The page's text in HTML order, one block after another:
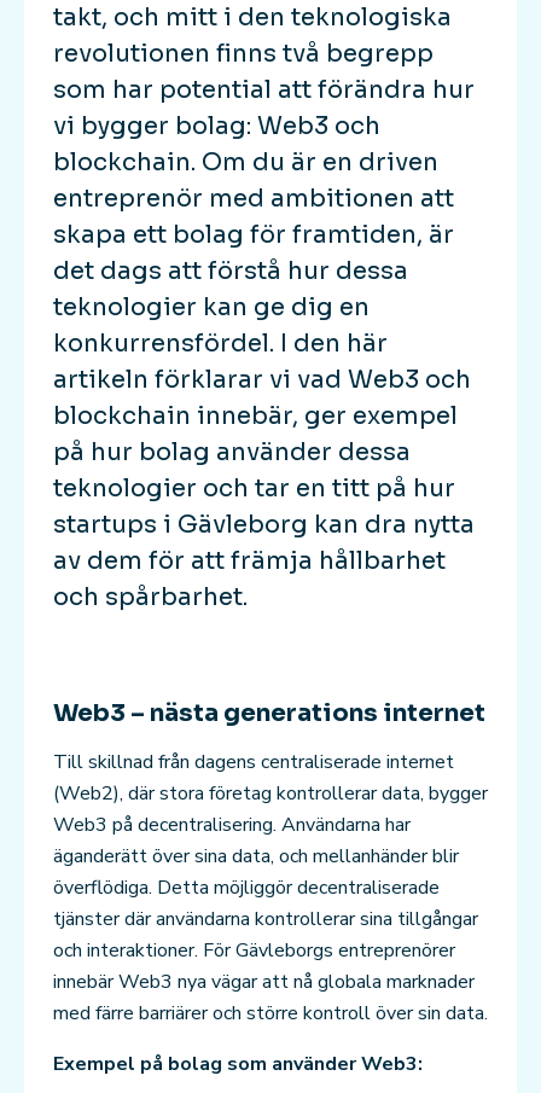
takt, och mitt i den teknologiska
revolutionen finns två begrepp
som har potential att förändra hur
vi bygger bolag: Web3 och
blockchain. Om du är en driven
entreprenör med ambitionen att
skapa ett bolag för framtiden, är
det dags att förstå hur dessa
teknologier kan ge dig en
konkurrensfördel. I den här
artikeln förklarar vi vad Web3 och
blockchain innebär, ger exempel
på hur bolag använder dessa
teknologier och tar en titt på hur
startups i Gävleborg kan dra nytta
av dem för att främja hållbarhet
och spårbarhet.
Web3 – nästa generations internet
Till skillnad från dagens centraliserade internet
(Web2), där stora företag kontrollerar data, bygger
Web3 på decentralisering. Användarna har
äganderätt över sina data, och mellanhänder blir
överflödiga. Detta möjliggör decentraliserade
tjänster där användarna kontrollerar sina tillgångar
och interaktioner. För Gävleborgs entreprenörer
innebär Web3 nya vägar att nå globala marknader
med färre barriärer och större kontroll över sin data.
Exempel på bolag som använder Web3: